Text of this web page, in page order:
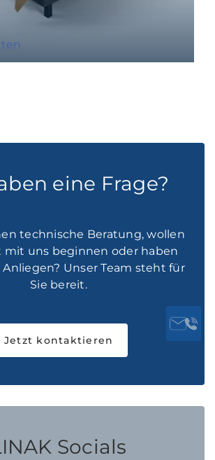
eine Frage?
technische Beratung, wollen
mit uns beginnen oder haben
Unser Team steht für
Sie bereit.
Jetzt kontaktieren
Socials